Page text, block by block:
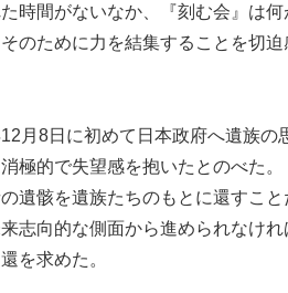
時間がないなか、『刻む会』は何
のために力を結集することを切迫
月8日に初めて日本政府へ遺族の
極的で失望感を抱いたとのべた。
遺骸を遺族たちのもとに還すこと
志向的な側面から進められなけれ
を求めた。